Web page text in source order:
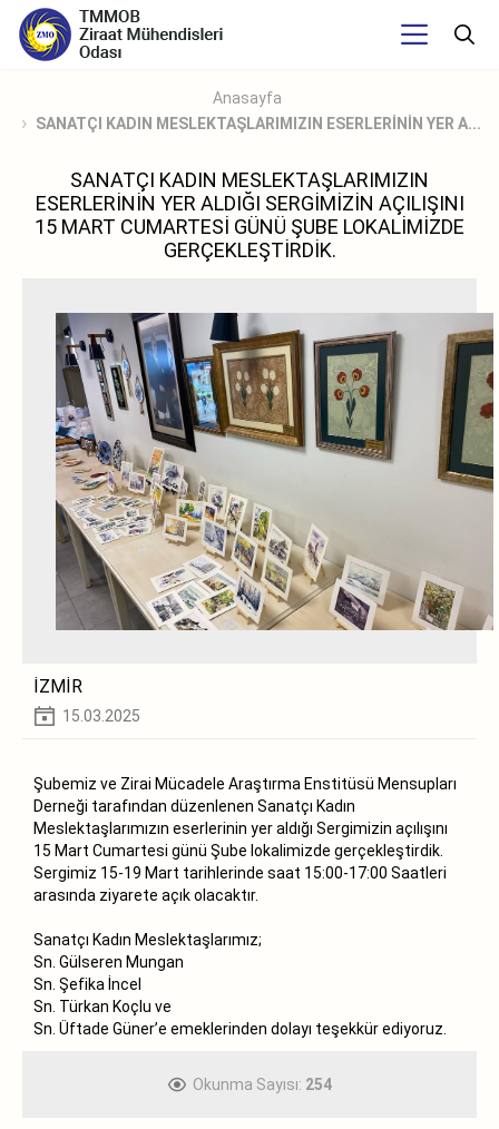
Anasayfa
SANATÇI KADIN MESLEKTAŞLARIMIZIN ESERLERİNİN YER A...
SANATÇI KADIN MESLEKTAŞLARIMIZIN
ESERLERİNİN YER ALDIĞI SERGİMİZİN AÇILIŞINI
15 MART CUMARTESİ GÜNÜ ŞUBE LOKALİMİZDE
GERÇEKLEŞTİRDİK.
İZMİR
15.03.2025
Şubemiz ve Zirai Mücadele Araştırma Enstitüsü Mensupları
Derneği tarafından düzenlenen Sanatçı Kadın
Meslektaşlarımızın eserlerinin yer aldığı Sergimizin açılışını
15 Mart Cumartesi günü Şube lokalimizde gerçekleştirdik.
Sergimiz 15-19 Mart tarihlerinde saat 15:00-17:00 Saatleri
arasında ziyarete açık olacaktır.
Sanatçı Kadın Meslektaşlarımız;
Sn. Gülseren Mungan
Sn. Şefika İncel
Sn. Türkan Koçlu ve
Sn. Üftade Güner’e emeklerinden dolayı teşekkür ediyoruz.
Okunma Sayısı: 254